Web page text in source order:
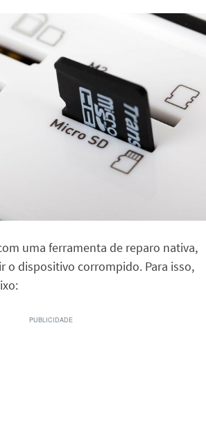
uma ferramenta de reparo nativa,
o dispositivo corrompido. Para isso,